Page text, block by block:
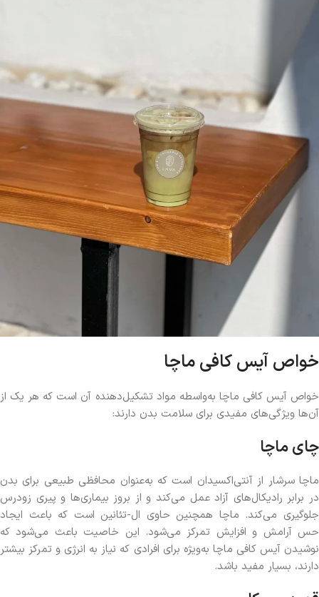
خواص آیس کافی ماچا
خواص آیس کافی ماچا به‌واسطه مواد تشکیل‌دهنده آن است که هر یک از
آن‌ها ویژگی‌های مفیدی برای سلامت بدن دارند:
چای ماچا
ماچا سرشار از آنتی‌اکسیدان است که به‌عنوان محافظی طبیعی برای بدن
در برابر رادیکال‌های آزاد عمل می‌کند و از بروز بیماری‌ها و پیری زودرس
جلوگیری می‌کند. ماچا همچنین حاوی ال-تئانین است که باعث ایجاد
حس آرامش و افزایش تمرکز می‌شود. این خاصیت باعث می‌شود که
نوشیدن آیس کافی ماچا به‌ویژه برای افرادی که نیاز به انرژی و تمرکز بیشتر
دارند، بسیار مفید باشد.